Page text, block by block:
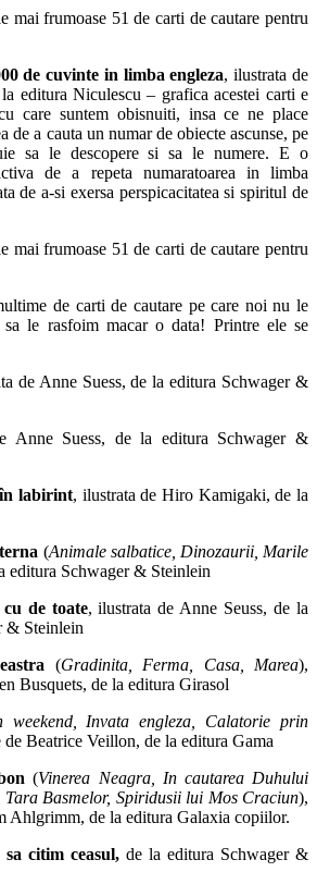
de cuvinte in limba engleza, ilustrata de
editura Niculescu – grafica acestei carti e
care suntem obisnuiti, insa ce ne place
de a cauta un numar de obiecte ascunse, pe
sa le descopere si sa le numere. E o
de a repeta numaratoarea in limba
de a-si exersa perspicacitatea si spiritul de
de carti de cautare pe care noi nu le
le rasfoim macar o data! Printre ele se
de Anne Suess, de la editura Schwager &
Anne Suess, de la editura Schwager &
labirint, ilustrata de Hiro Kamigaki, de la
(Animale salbatice, Dinozaurii, Marile
editura Schwager & Steinlein
de toate, ilustrata de Anne Seuss, de la
& Steinlein
(Gradinita, Ferma, Casa, Marea),
Busquets, de la editura Girasol
weekend, Invata engleza, Calatorie prin
de Beatrice Veillon, de la editura Gama
(Vinerea Neagra, In cautarea Duhului
Tara Basmelor, Spiridusii lui Mos Craciun),
Ahlgrimm, de la editura Galaxia copiilor.
citim ceasul, de la editura Schwager &